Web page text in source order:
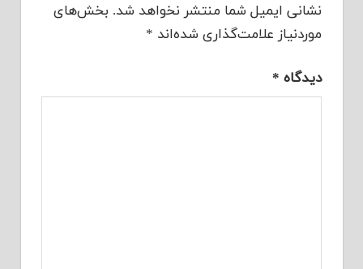
نشانی ایمیل شما منتشر نخواهد شد. بخش‌های
موردنیاز علامت‌گذاری شده‌اند *
دیدگاه *